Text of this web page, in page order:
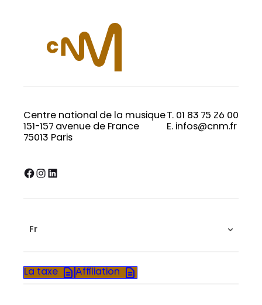
Centre national de la musique
151-157 avenue de France
75013 Paris
T. 01 83 75 26 00
E. infos@cnm.fr
Facebook InstagramLinkedIn
Fr
La taxe Affiliation